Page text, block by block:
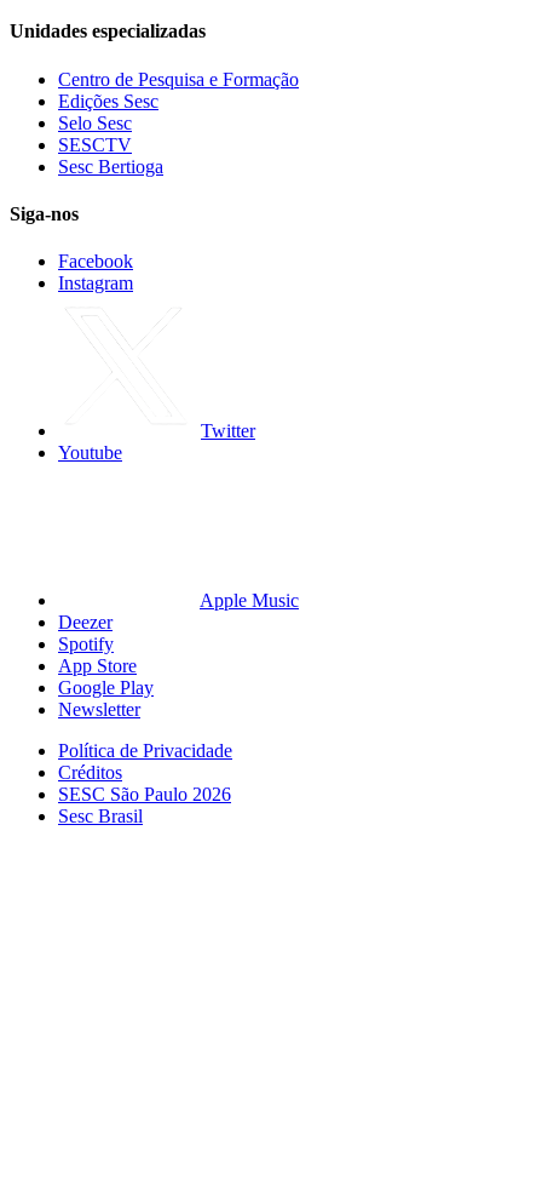
Unidades especializadas
Centro de Pesquisa e Formação
Edições Sesc
Selo Sesc
SESCTV
Sesc Bertioga
Siga-nos
Facebook
Instagram
Twitter
Youtube
Apple Music
Deezer
Spotify
App Store
Google Play
Newsletter
Política de Privacidade
Créditos
SESC São Paulo 2026
Sesc Brasil